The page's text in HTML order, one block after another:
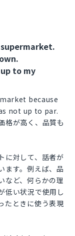
to my
because
not up to par.
格が高く、品質も
に対して、話者が
ます。例えば、品
など、何らかの理
低い状況で使用し
たときに使う表現